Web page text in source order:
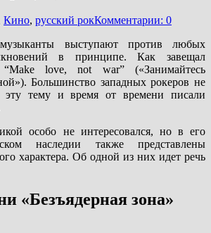
Кино, русский рокКомментарии: 0
музыканты выступают против любых
в принципе. Как завещал
love, not war” («Занимайтесь
Большинство западных рокеров не
эту тему и время от времени писали
особо не интересовался, но в его
наследии также представлены
характера. Об одной из них идет речь
«Безъядерная зона»